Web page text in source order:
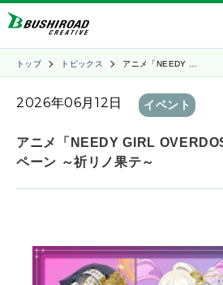
トップ トピックス アニメ「NEEDY …
2026年06月12日 イベント
アニメ「NEEDY GIRL
ペーン ～祈リノ果テ～